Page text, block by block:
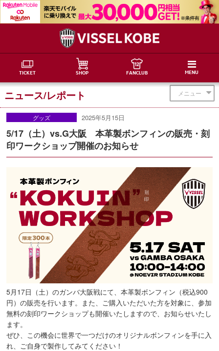
TICKET SHOP FANCLUB MENU
メニュー
ニュース/レポート
グッズ 2025年5月15日
5/17（土）vs.G大阪 本革製ボンフィンの販売・刻
印ワークショップ開催のお知らせ
5月17日（土）のガンバ大阪戦にて、本革製ボンフィン（税込900
円）の販売を行います。また、ご購入いただいた方を対象に、参加
無料の刻印ワークショップも開催いたしますので、お知らせいたし
ます。
ぜひ、この機会に世界で一つだけのオリジナルボンフィンを手に入
れ、ご自身で製作してみてください！